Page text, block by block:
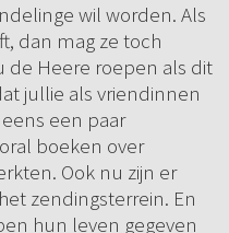
wil worden. Als
dan mag ze toch
de Heere roepen als dit
jullie als vriendinnen
een paar
boeken over
Ook nu zijn er
zendingsterrein. En
hun leven gegeven